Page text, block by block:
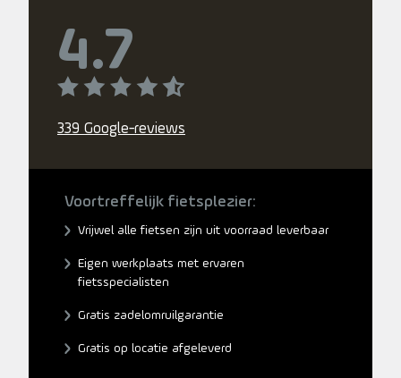
4.7
339 Google-reviews
Voortreffelijk fietsplezier:
Vrijwel alle fietsen zijn uit voorraad leverbaar
Eigen werkplaats met ervaren
fietsspecialisten
Gratis zadelomruilgarantie
Gratis op locatie afgeleverd